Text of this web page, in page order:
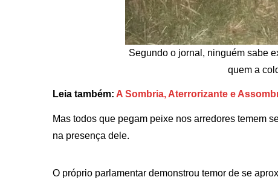
Segundo o jornal, ninguém sabe
quem a
Leia também: A Sombria, Aterrorizante e
Mas todos que pegam peixe nos arredores temem
na presença dele.
O próprio parlamentar demonstrou temor de se